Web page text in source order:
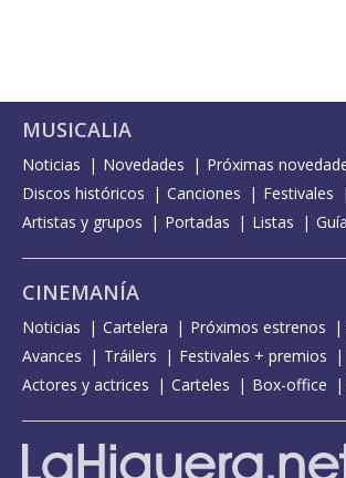
MUSICALIA
Noticias Novedades
Próximas
Discos históricos
Canciones Festivales
Artistas y grupos
Portadas Listas
CINEMANÍA
Noticias Cartelera Próximos estrenos
Avances
Tráilers
Festivales + premios
Actores y actrices
Carteles Box-office